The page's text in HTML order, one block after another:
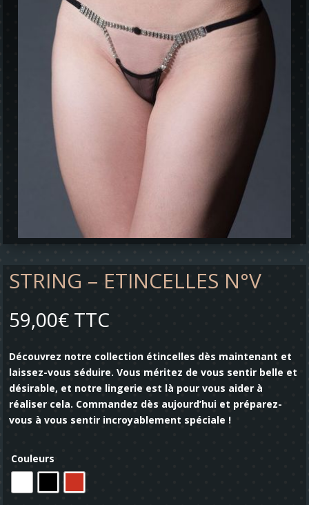
STRING – ETINCELLES N°V
59,00€ TTC
Découvrez notre collection étincelles dès maintenant et
laissez-vous séduire. Vous méritez de vous sentir belle et
désirable, et notre lingerie est là pour vous aider à
réaliser cela. Commandez dès aujourd’hui et préparez-
vous à vous sentir incroyablement spéciale !
Couleurs